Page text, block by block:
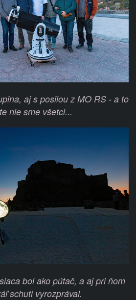
aj s posilou z MO RS - a to
nie sme všetci...
bol ako pútač, a aj pri ňom
schuti vyrozprával.